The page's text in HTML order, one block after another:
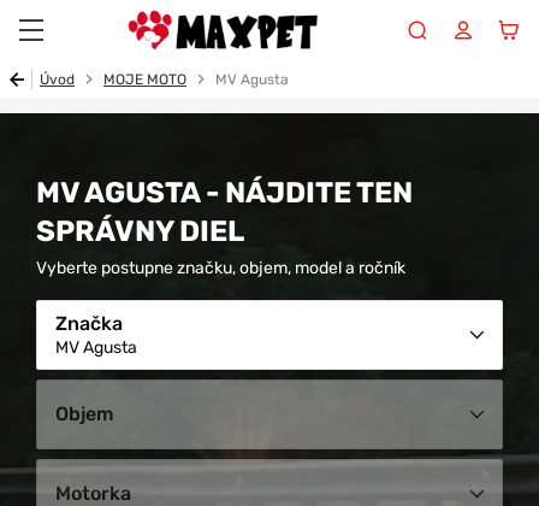
Úvod MOJE MOTO MV Agusta
MV AGUSTA - NÁJDITE TEN
SPRÁVNY DIEL
Vyberte postupne značku, objem, model a ročník
Značka
MV Agusta
Objem
Motorka